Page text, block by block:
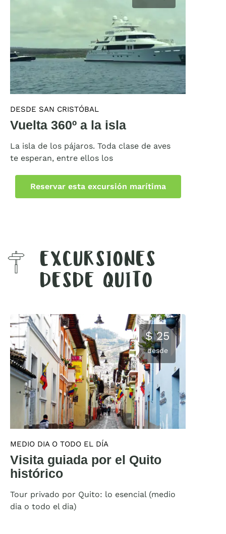
DESDE SAN CRISTÓBAL
Vuelta 360º a la isla
La isla de los pájaros. Toda clase de aves
te esperan, entre ellos los
Reservar esta excursión marítima
EXCURSIONES
DESDE QUITO
$ 25
desde
MEDIO DIA O TODO EL DÍA
Visita guiada por el Quito
histórico
Tour privado por Quito: lo esencial (medio
dia o todo el dia)